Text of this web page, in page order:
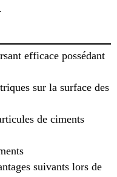
efficace possédant
sur la surface des
de ciments
suivants lors de